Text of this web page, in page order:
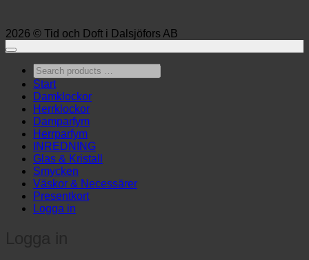
2026 © Tid och Doft i Dalsjöfors AB
Search
products
…
Start
Damklockor
Herrklockor
Damparfym
Herrparfym
INREDNING
Glas & Kristall
Smycken
Väskor & Necessärer
Presentkort
Logga in